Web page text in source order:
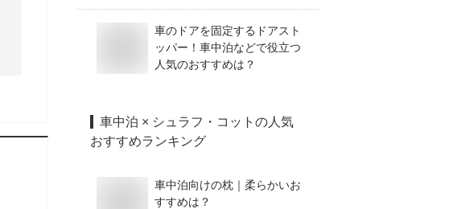
車のドアを固定するドアスト
ッパー！車中泊などで役立つ
人気のおすすめは？
車中泊 × シュラフ・コット の人気
おすすめランキング
車中泊向けの枕｜柔らかいお
すすめは？